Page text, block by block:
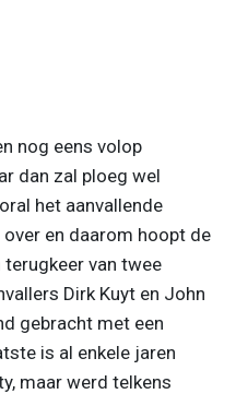
nog eens volop
dan zal ploeg wel
het aanvallende
en daarom hoopt de
van twee
Dirk Kuyt en John
gebracht met een
is al enkele jaren
maar werd telkens